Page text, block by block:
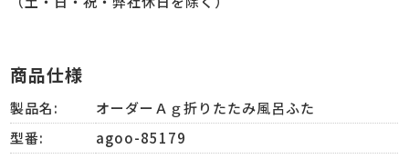
商品仕様
製品名:
オーダーＡｇ折りたたみ風呂ふた
型番:
agoo-85179